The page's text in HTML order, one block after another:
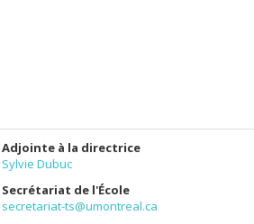
Adjointe à la directrice
Sylvie Dubuc
Secrétariat de l'École
secretariat-ts@umontreal.ca